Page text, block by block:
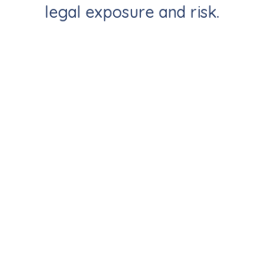
legal exposure and risk.